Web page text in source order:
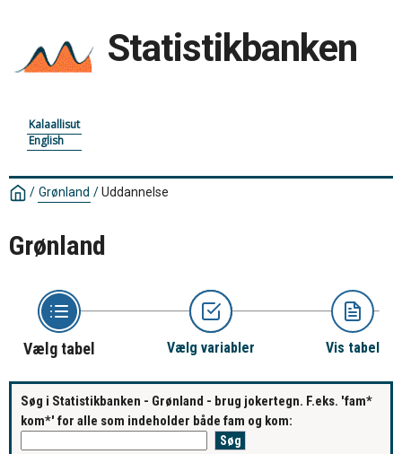
Statistikbanken
Kalaallisut
English
/ Grønland /Uddannelse
Grønland
Vælg tabel Vælg variabler Vis tabel
Søg i Statistikbanken - Grønland - brug jokertegn. F.eks. 'fam*
kom*' for alle som indeholder både fam og kom: